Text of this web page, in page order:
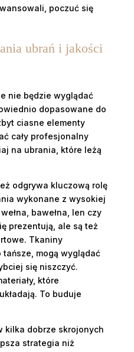
poczuć się
ubrań i jakości
nie będzie wyglądać
dopasowane do
ciasne elementy
cały profesjonalny
na ubrania, które leżą
odgrywa kluczową rolę
wykonane z wysokiej
bawełna, len czy
prezentują, ale są też
Tkaniny
mogą wyglądać
się niszczyć.
które
To buduje
kilka dobrze skrojonych
strategia niż